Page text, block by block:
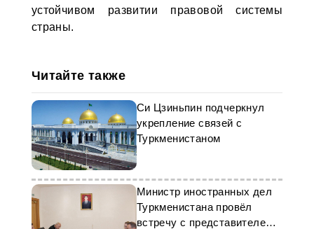
устойчивом развитии правовой системы
страны.
Читайте также
Си Цзиньпин подчеркнул
укрепление связей с
Туркменистаном
Министр иностранных дел
Туркменистана провёл
встречу с представителем